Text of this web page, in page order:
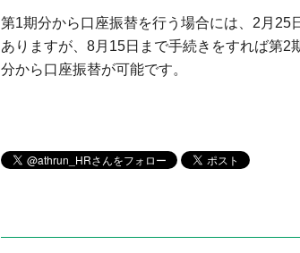
第1期分から口座振替を行う場合には、2月
ありますが、8月15日まで手続きをすれば第
分から口座振替が可能です。